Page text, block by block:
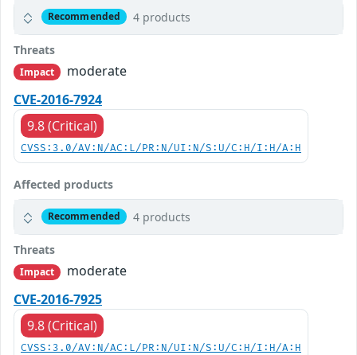
Recommended 4 products
Threats
Impact
moderate
CVE-2016-7924
9.8 (Critical)
CVSS:3.0/AV:N/AC:L/PR:N/UI:N/S:U/C:H/I:H/A:H
Affected products
Recommended 4 products
Threats
Impact
moderate
CVE-2016-7925
9.8 (Critical)
CVSS:3.0/AV:N/AC:L/PR:N/UI:N/S:U/C:H/I:H/A:H